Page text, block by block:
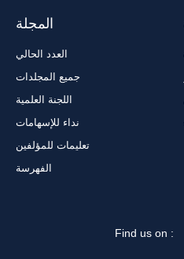
المجلة
العدد الحالي
جميع المجلدات
اللجنة العلمية
نداء للإسهامات
تعليمات للمؤلفين
الفهرسة
Find us on :